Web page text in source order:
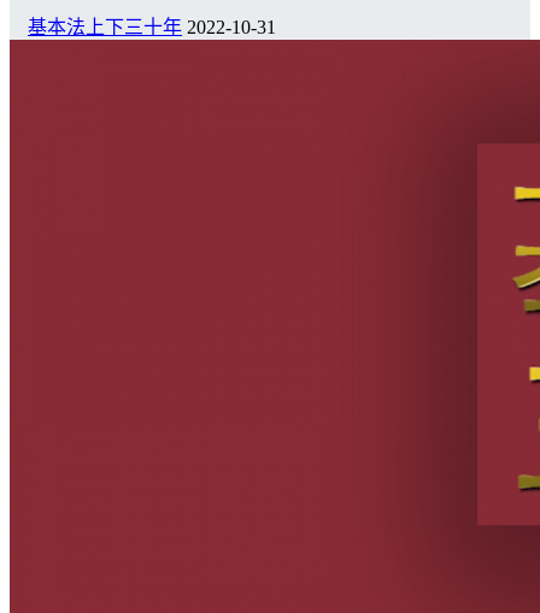
基本法上下三十年 2022-10-31